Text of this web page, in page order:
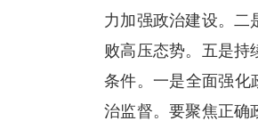
力加强政治建设。二
败高压态势。五是持
条件。一是全面强化
治监督。要聚焦正确